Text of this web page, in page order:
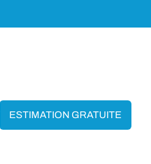
ESTIMATION GRATUITE